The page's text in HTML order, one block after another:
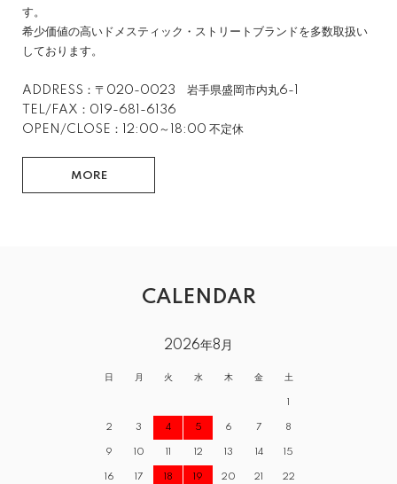
す。
希少価値の高いドメスティック・ストリートブランドを多数取扱い
しております。
ADDRESS：〒020-0023 岩手県盛岡市内丸6-1
TEL/FAX：019-681-6136
OPEN/CLOSE：12:00～18:00 不定休
MORE
CALENDAR
2026年8月
日 月 火 水 木 金 土
1
2 3 4 5 6 7 8
9 10 11 12 13 14 15
16 17 18 19 20 21 22